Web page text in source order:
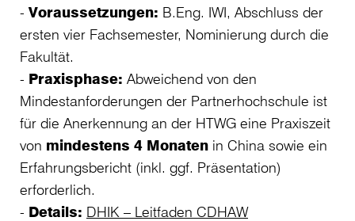
- Voraussetzungen: B.Eng. IWI, Abschluss der
ersten vier Fachsemester, Nominierung durch die
Fakultät.
- Praxisphase: Abweichend von den
Mindestanforderungen der Partnerhochschule ist
für die Anerkennung an der HTWG eine Praxiszeit
von mindestens 4 Monaten in China sowie ein
Erfahrungsbericht (inkl. ggf. Präsentation)
erforderlich.
- Details: DHIK – Leitfaden CDHAW